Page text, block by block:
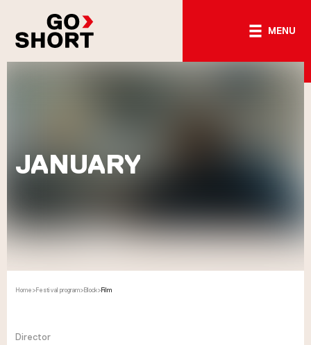
MENU
JANUARY
Home >Festival program>Block>Film
Director